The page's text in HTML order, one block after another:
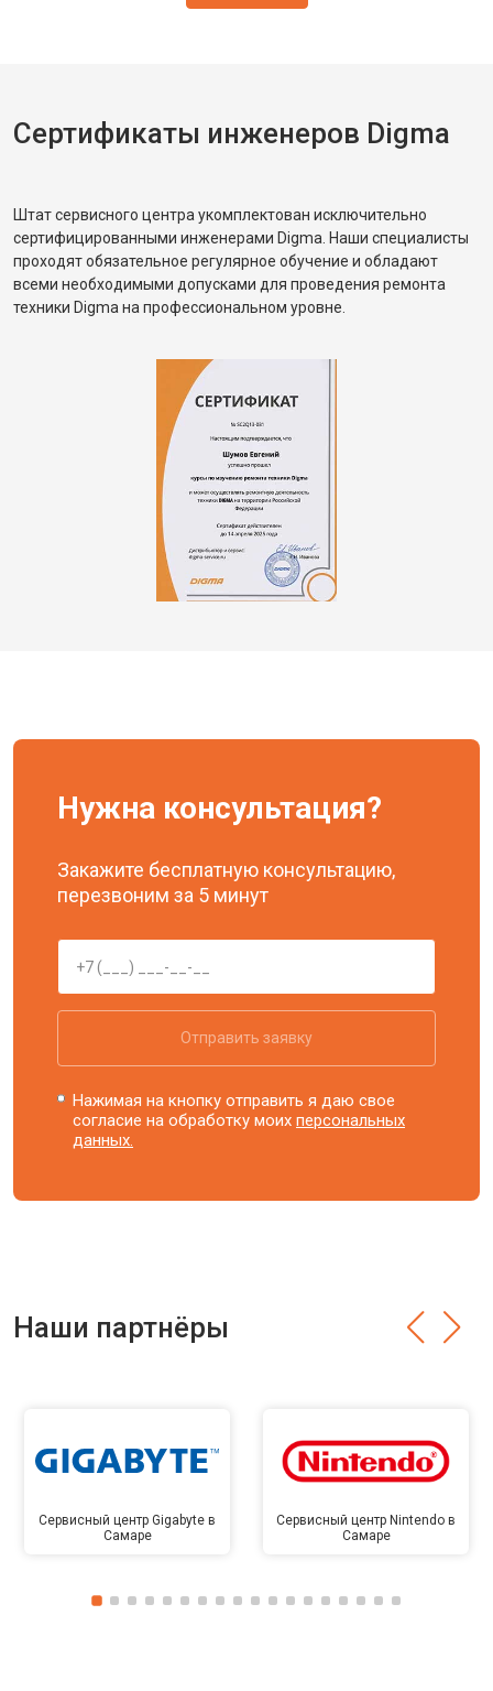
Сертификаты инженеров Digma
Штат сервисного центра укомплектован исключительно
сертифицированными инженерами Digma. Наши специалисты
проходят обязательное регулярное обучение и обладают
всеми необходимыми допусками для проведения ремонта
техники Digma на профессиональном уровне.
Нужна консультация?
Закажите бесплатную консультацию,
перезвоним за 5 минут
Отправить заявку
Нажимая на кнопку отправить я даю свое
согласие на обработку моихперсональных
данных.
Наши партнёры
Сервисный центр Gigabyte в
Самаре
Сервисный центр Nintendo в
Самаре